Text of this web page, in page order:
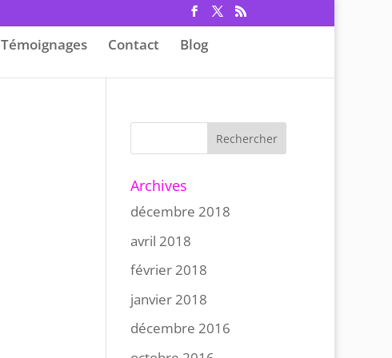
Témoignages Contact Blog
Archives
décembre 2018
avril 2018
février 2018
janvier 2018
décembre 2016